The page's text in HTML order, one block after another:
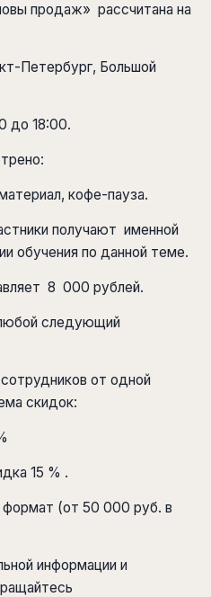
продаж» рассчитана на
Петербург, Большой
до 18:00.
кофе-пауза.
получают именной
обучения по данной теме.
8 000 рублей.
следующий
от одной
скидок:
15 % .
(от 50 000 руб. в
информации и